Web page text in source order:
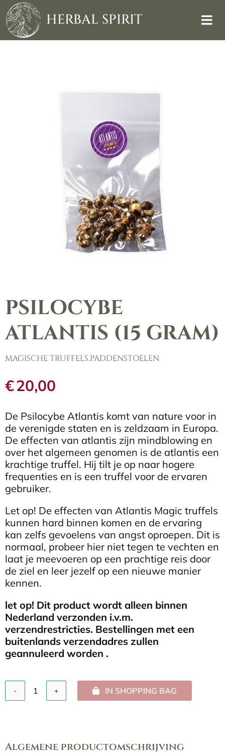
Skip
to
content
HERBAL SPIRIT
PSILOCYBE
ATLANTIS (15 GRAM)
MAGISCHE TRUFFELS,PADDENSTOELEN
€20,00
De Psilocybe Atlantis komt van nature voor in
de verenigde staten en is zeldzaam in Europa.
De effecten van atlantis zijn mindblowing en
over het algemeen genomen is de atlantis een
krachtige truffel. Hij tilt je op naar hogere
frequenties en is een truffel voor de ervaren
gebruiker.
Let op! De effecten van Atlantis Magic truffels
kunnen hard binnen komen en de ervaring
kan zelfs gevoelens van angst oproepen. Dit is
normaal, probeer hier niet tegen te vechten en
laat je meevoeren op een prachtige reis door
de ziel en leer jezelf op een nieuwe manier
kennen.
let op! Dit product wordt alleen binnen
Nederland verzonden i.v.m.
verzendrestricties. Bestellingen met een
buitenlands verzendadres zullen
geannuleerd worden .
Psilocybe
IN SHOPPING BAG
Algemene productomschrijving